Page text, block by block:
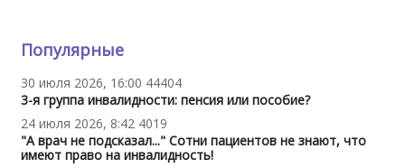
Популярные
30 июля 2026, 16:00 44404
3-я группа инвалидности: пенсия или пособие?
24 июля 2026, 8:42 4019
"А врач не подсказал..." Сотни пациентов не знают, что
имеют право на инвалидность!